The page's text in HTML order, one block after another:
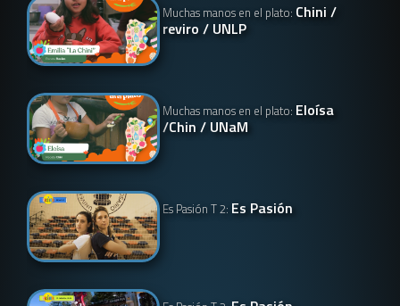
Muchas manos en el plato: Chini /
reviro / UNLP
Muchas manos en el plato: Eloísa
/Chin / UNaM
Es Pasión T 2: Es Pasión